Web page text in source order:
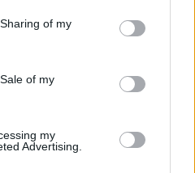
of my
of my
my
Advertising.
εγγενώς λιγότερη
το διεγερτικό έχει
σε υψηλότερα επίπεδα
προκύπτει ότι ένα
μπορεί να οδηγήσει σε
γαστρεντερικού υγρού.